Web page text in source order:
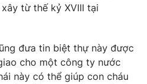
Vươn mình bằng AI
từ thế kỷ XVIII tại
đưa tin biệt thự này được
cho một công ty nước
này có thể giúp con cháu